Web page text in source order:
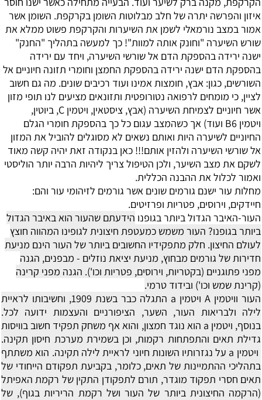
איזון והפרשה יתרה של חלב מבלוטות השומן בקרקפת. השומן אשר
אמור במצב נורמאלי לשמן את השיערות והקרקפת פשוט ממלא את
שורש השיערה "וחונק אותה למוות"! כך למעשה בתהליך "החנק"
ישנה ירידה בהספקת הדם אל שורשי השיערה, ויחד עם ירידה
בהספקת הדם ישנה ירידה בהספקת החמצן וחומרי תזונה חיוניים אל
השורשים, כגון: אבץ, חומצות אמינו ועוד רכיבים שונים. מה גם חשוב
לציין, כי מומחים לרפואה נטורופטית ותזונאים מציעים לנו תופי מזון
אשר חיוניים לצמיחת השיערה (אבץ, ציסטאין, ויטמין C, ביוטין,
ויטמין B6 ועוד) אך כשהמצב עגום כל כך בהספקת חומרי הגלם
החיוניים לשיערה היות ואותם נשאים לא מסוגלים להוביל את המזון
אל שורשי השיערה ולהזין אותם!!! כאן בנקודה זאת יהיה קשה מאוד
לשקם את מצב השיער, ולכן הטיפול צריך ליהיות הרבה יותר הוליסטי
ואמור לכלול את ההבנה הכללית.
מחלות עור ישנם גורמים שונים אשר גורמים לזיהומי עור והם:
חיידקים, וירוסים, פטריות ופרזיטים.
העור-האיבר הגדול ביותר בגופנו הידעתם שהעור הוא באיבר הגדול
ביותר בגופנו? העור משמש כמעטפת חיצונית לגופינו המהווה חוצץ
לעולם החיצון. חלק מתפקידיו החשובים ביותר של העור הינם מניעת
חדירות של גורמים מבחוץ, מניעת יציאת נוזלים - מבפנים, הגנה
מפני פתוגניים (בקטריות, וירוסים, פטריות וכו'). הגנה מפני קרינה
(קרינת שמש וכו') ובידוד טרמי.
העור וויטמין A
ויטמין a התגלה כבר בשנת 1909, וחשיבותו לראיית
לילה ולבריאות העור, השער, הציפורניים והעצמות ידועה לכל.
בנוסף, ויטמין a הוא נוגד חמצון, והוא אף משחק תפקיד חשוב בוויסות
גדילת תאים והתפתחות רקמות, וכן בשמירת מערכת חיסון תקינה.
ויטמין a על נגזרותיו השונות חיוני לראיית לילה תקינה. הוא משתתף
בתהליכי ההתמיינות של תאים, כלומר, בקביעת תפקודם הייחודי של
תאים חסרי תפקוד מוגדר, תורם לתפקודן התקין של רקמת האפיתל
(הרקמה החיצונית ביותר של העור ושל רקמת הריריות בגוף), של